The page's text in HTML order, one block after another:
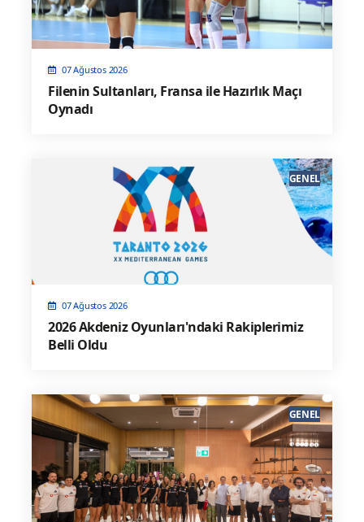
07 Ağustos 2026
Filenin Sultanları, Fransa ile Hazırlık Maçı
Oynadı
07 Ağustos 2026
2026 Akdeniz Oyunları'ndaki Rakiplerimiz
Belli Oldu
GENEL
GENEL